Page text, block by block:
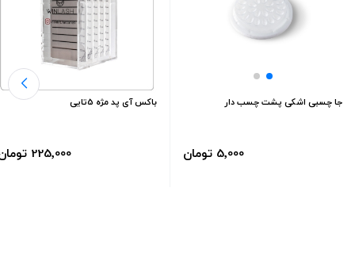
در فرآیندهای دندانپزشکی یا دیگر درمان‌های زیبایی استفاده کرد.
جا چسبی اشکی پشت چسب دار
5٬000 تومان
باکس آی پد مژه 5تایی
225٬000 تومان